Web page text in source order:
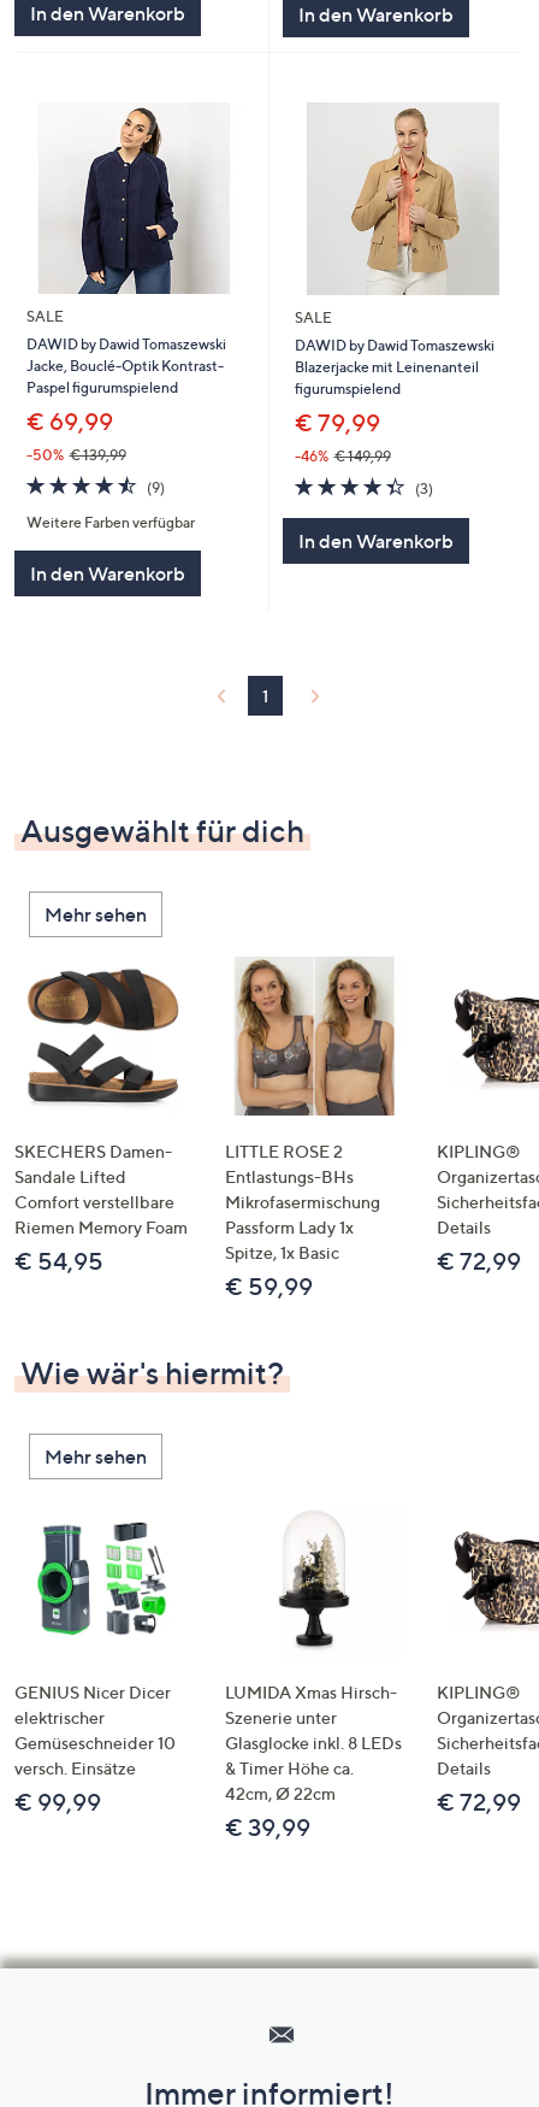
In den Warenkorb In den Warenkorb
SALE
DAWID by Dawid Tomaszewski
Jacke, Bouclé-Optik Kontrast-
Paspel figurumspielend
€ 69,99
-50% € 139,99
4.4
von
5
(9)9
Weitere Farben verfügbar
In den Warenkorb
SALE
DAWID by Dawid Tomaszewski
Blazerjacke mit Leinenanteil
figurumspielend
€ 79,99
-46% € 149,99
4.3
von
(3)3
In den Warenkorb
1
Ausgewählt für dich
Mehr sehen
SKECHERS Damen-
Sandale Lifted
Comfort verstellbare
Riemen Memory Foam
€ 54,95
LITTLE ROSE 2
Entlastungs-BHs
Mikrofasermischung
Passform Lady 1x
Spitze, 1x Basic
€ 59,99
KIPLING®
Details
€ 72,99
Wie wär's hiermit?
Mehr sehen
GENIUS Nicer Dicer
elektrischer
Gemüseschneider 10
versch. Einsätze
€ 99,99
LUMIDA Xmas Hirsch-
Szenerie unter
Glasglocke inkl. 8 LEDs
& Timer Höhe ca.
42cm, Ø 22cm
€ 39,99
KIPLING®
Details
€ 72,99
Immer informiert!